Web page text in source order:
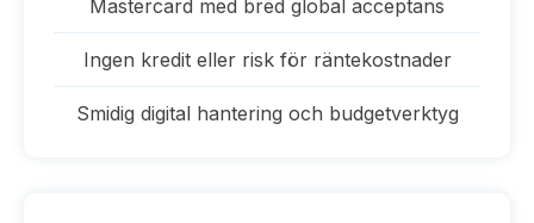
Mastercard med bred global acceptans
Ingen kredit eller risk för räntekostnader
Smidig digital hantering och budgetverktyg